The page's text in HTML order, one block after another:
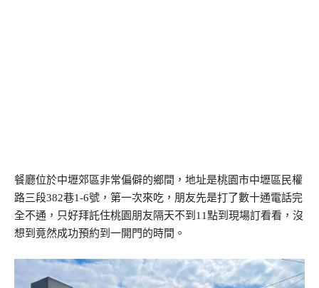
餐廳位於中壢郊區非常偏僻的鄉間，地址是桃園市中壢區民權
路三段382巷1-6號，第一次來吃，朋友先是打了數十通電話完
全不通，只好拜託住桃園朋友隔天不到11點到現場訂看看，沒
想到竟然成功預約到一開門的時間。